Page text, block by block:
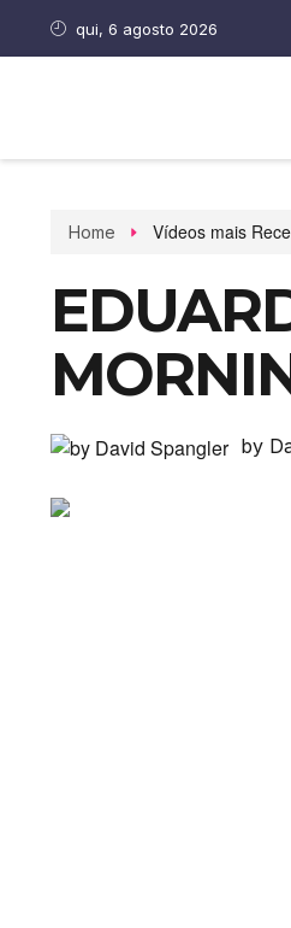
qui, 6 agosto 2026
Home Vídeos mais
by